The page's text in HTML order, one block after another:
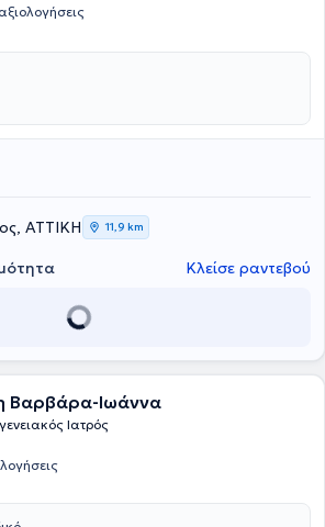
ΑΤΤΙΚΗ 11,9 km
Κλείσε ραντεβού
Βαρβάρα-Ιωάννα
Ιατρός